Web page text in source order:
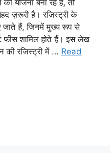
योजना बना रहे हैं, तो
ज़रूरी है। रजिस्ट्री के
जाते हैं, जिनमें मुख्य रूप से
फीस शामिल होते हैं। इस लेख
की रजिस्ट्री में … Read